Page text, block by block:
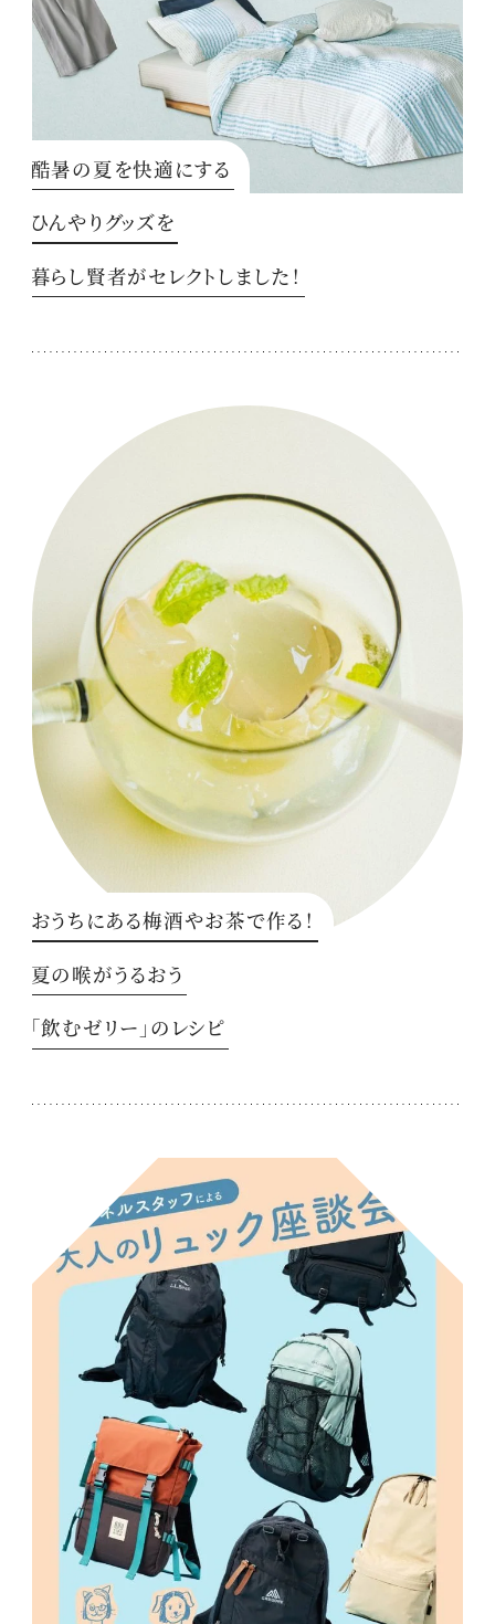
酷暑の夏を快適にする
ひんやりグッズを
暮らし賢者がセレクトしました！
おうちにある梅酒やお茶で作る！
夏の喉がうるおう
「飲むゼリー」のレシピ